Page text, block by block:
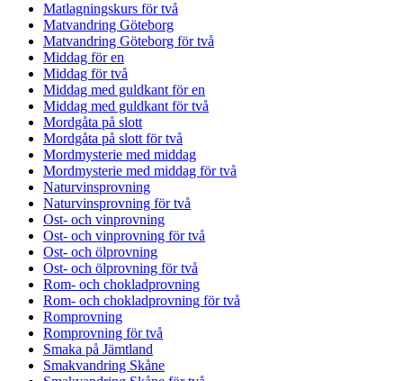
Matlagningskurs för två
Matvandring Göteborg
Matvandring Göteborg för två
Middag för en
Middag för två
Middag med guldkant för en
Middag med guldkant för två
Mordgåta på slott
Mordgåta på slott för två
Mordmysterie med middag
Mordmysterie med middag för två
Naturvinsprovning
Naturvinsprovning för två
Ost- och vinprovning
Ost- och vinprovning för två
Ost- och ölprovning
Ost- och ölprovning för två
Rom- och chokladprovning
Rom- och chokladprovning för två
Romprovning
Romprovning för två
Smaka på Jämtland
Smakvandring Skåne